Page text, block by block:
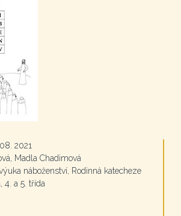
2021
Madla Chadimová
náboženství, Rodinná katecheze
4. a 5. třída